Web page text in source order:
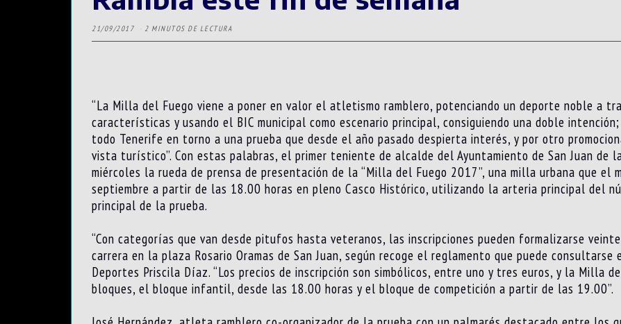
21/09/2017 2 MINUTOS DE LECTURA
“La Milla del Fuego viene a poner en valor el atletismo ramblero, potenciando un deporte noble a
características y usando el BIC municipal como escenario principal, consiguiendo una doble
todo Tenerife en torno a una prueba que desde el año pasado despierta interés, y por otro
vista turístico”. Con estas palabras, el primer teniente de alcalde del Ayuntamiento de San Juan de
miércoles la rueda de prensa de presentación de la “Milla del Fuego 2017”, una milla urbana que el
septiembre a partir de las 18.00 horas en pleno Casco Histórico, utilizando la arteria principal del
principal de la prueba.
“Con categorías que van desde pitufos hasta veteranos, las inscripciones pueden formalizarse
carrera en la plaza Rosario Oramas de San Juan, según recoge el reglamento que puede consultarse
Deportes Priscila Díaz. “Los precios de inscripción son simbólicos, entre uno y tres euros, y la Milla
bloques, el bloque infantil, desde las 18.00 horas y el bloque de competición a partir de las 19.00”.